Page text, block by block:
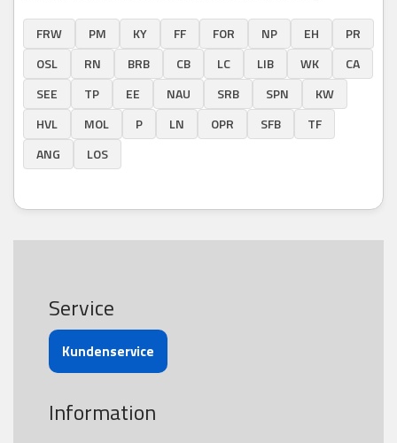
FRW PM KY FF FOR NP EH
PR
OSL
RN BRB CB LC LIB WK
CA
SEE
TP EE NAU SRB SPN
KW
HVL
MOL P LN OPR SFB
TF
ANG
LOS
Service
Kundenservice
Information